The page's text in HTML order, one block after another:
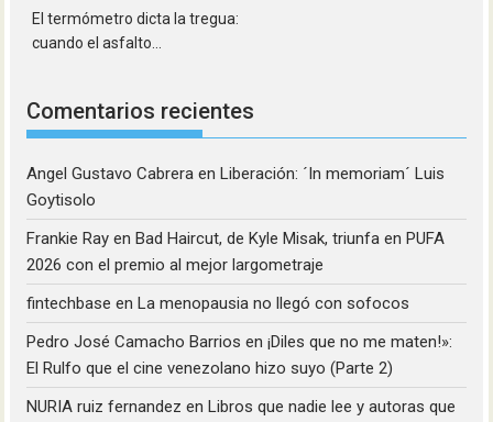
El termómetro dicta la tregua:
cuando el asfalto...
Comentarios recientes
Angel Gustavo Cabrera enLiberación: ´In memoriam´ Luis
Goytisolo
Frankie Ray enBad Haircut, de Kyle Misak, triunfa en PUFA
2026 con el premio al mejor largometraje
fintechbase enLa menopausia no llegó con sofocos
Pedro José Camacho Barrios en¡Diles que no me maten!»:
El Rulfo que el cine venezolano hizo suyo (Parte 2)
NURIA ruiz fernandez enLibros que nadie lee y autoras que